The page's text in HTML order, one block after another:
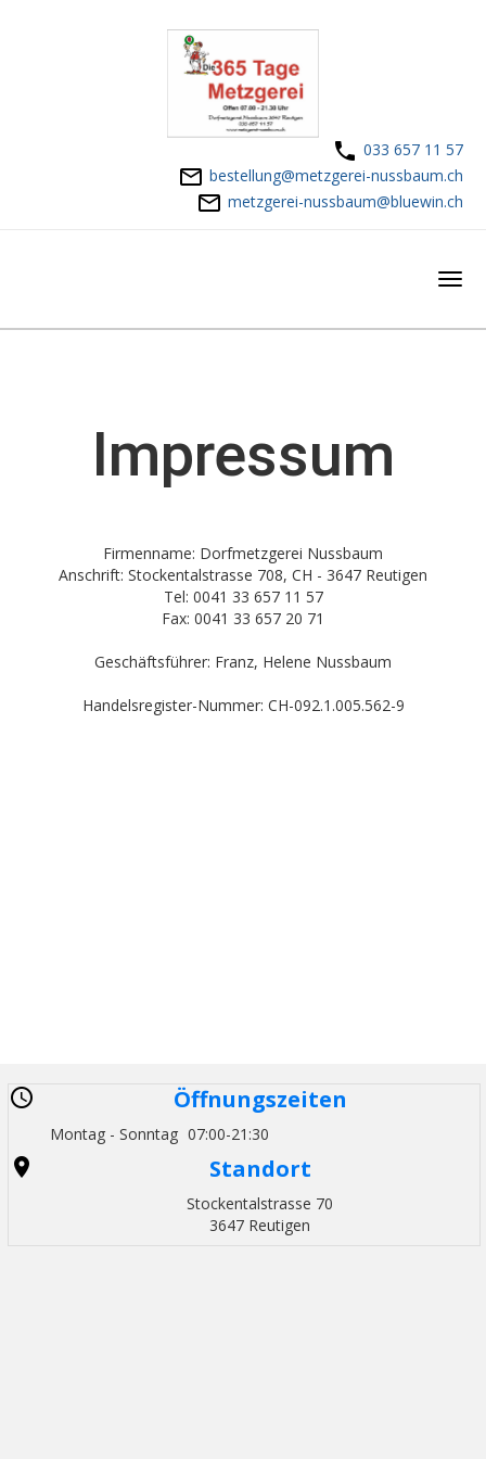
033 657 11 57
bestellung@metzgerei-nussbaum.ch
metzgerei-nussbaum@bluewin.ch
Impressum
Firmenname: Dorfmetzgerei Nussbaum
Anschrift: Stockentalstrasse 708, CH - 3647 Reutigen
Tel: 0041 33 657 11 57
Fax: 0041 33 657 20 71
Geschäftsführer: Franz, Helene Nussbaum
Handelsregister-Nummer: CH-092.1.005.562-9
Öffnungszeiten
Montag - Sonntag 07:00-21:30
Standort
Stockentalstrasse 70
3647 Reutigen